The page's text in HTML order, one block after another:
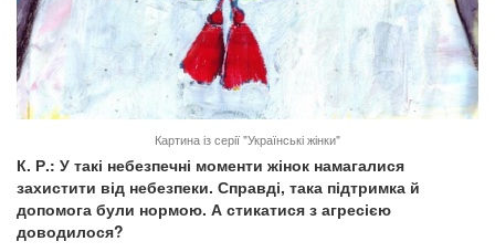
Картина із серії "Українські жінки"
К. Р.: У такі небезпечні моменти жінок намагалися
захистити від небезпеки. Справді, така підтримка й
допомога були нормою. А стикатися з агресією
доводилося?